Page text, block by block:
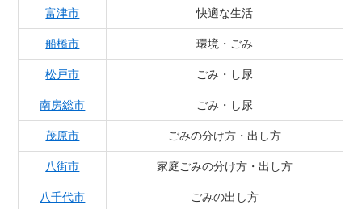
富津市 快適な生活
船橋市 環境・ごみ
松戸市 ごみ・し尿
南房総市 ごみ・し尿
茂原市 ごみの分け方・出し方
八街市 家庭ごみの分け方・出し方
八千代市 ごみの出し方